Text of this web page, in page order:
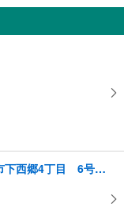
SUNSTAGE 岐阜市下西郷4丁目 6号棟 7号棟